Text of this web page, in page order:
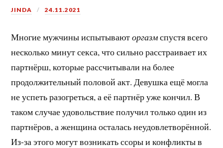
JINDA 24.11.2021
Многие мужчины испытываюторгазмспустя всего
несколько минут секса, что сильно расстраивает их
партнёрш, которые рассчитывали на более
продолжительный половой акт. Девушка ещё могла
не успеть разогреться, а её партнёр уже кончил. В
таком случае удовольствие получил только один из
партнёров, а женщина осталась неудовлетворённой.
Из-за этого могут возникать ссоры и конфликты в